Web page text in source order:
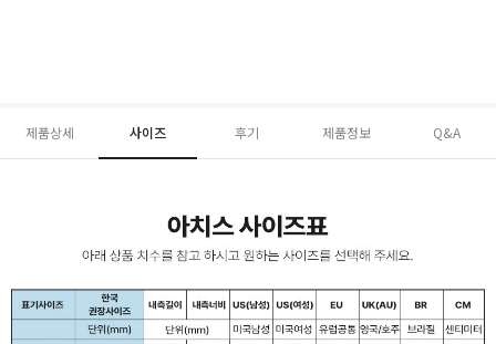
제품상세 사이즈 후기 제품정보 Q&A